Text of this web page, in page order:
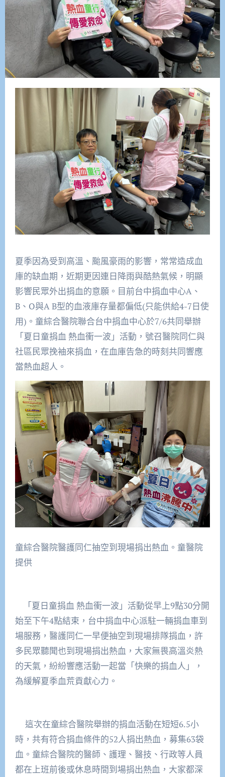
夏季因為受到高溫、颱風豪雨的影響，常常造成血
庫的缺血期， 近期更因連日降雨與酷熱氣候，明顯
影響民眾外出捐血的意願。 目前台中捐血中心A、
B、 O與A B型的血液庫存量都偏低(只能供給4-7日使
用) 。 童綜合醫院聯合台中捐血中心於7/6共同舉辦
「夏日童捐血 熱血衝一波」活動，號召醫院同仁與
社區民眾挽袖來捐血， 在血庫告急的時刻共同響應
當熱血超人。
童綜合醫院醫護同仁抽空到現場捐出熱血。童醫院
提供
「夏日童捐血 熱血衝一波」活動從早上9點30分開
始至下午4點結束， 台中捐血中心派駐一輛捐血車到
場服務， 醫護同仁一早便抽空到現場排隊捐血， 許
多民眾聽聞也到現場捐出熱血，大家無畏高溫炎熱
的天氣， 紛紛響應活動一起當「快樂的捐血人」，
為緩解夏季血荒貢獻心力。
這次在童綜合醫院舉辦的捐血活動在短短6.5小
時， 共有符合捐血條件的52人捐出熱血，募集63袋
血。 童綜合醫院的醫師、護理、醫技、 行政等人員
都在上班前後或休息時間到場捐出熱血， 大家都深